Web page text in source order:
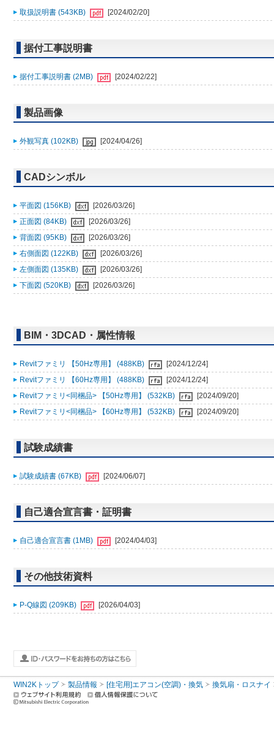
取扱説明書 (543KB) [2024/02/20]
据付工事説明書
据付工事説明書 (2MB) [2024/02/22]
製品画像
外観写真 (102KB) [2024/04/26]
CADシンボル
平面図 (156KB)
[2026/03/26]
正面図 (84KB)
[2026/03/26]
背面図 (95KB)
[2026/03/26]
右側面図 (122KB)
[2026/03/26]
左側面図 (135KB)
[2026/03/26]
下面図 (520KB)
[2026/03/26]
BIM・3DCAD・属性情報
Revitファミリ 【50Hz専用】 (488KB)
[2024/12/24]
Revitファミリ 【60Hz専用】 (488KB)
[2024/12/24]
Revitファミリ<同梱品> 【50Hz専用】 (532KB)
[2024/09/20]
Revitファミリ<同梱品> 【60Hz専用】 (532KB)
[2024/09/20]
試験成績書
試験成績書 (67KB) [2024/06/07]
自己適合宣言書・証明書
自己適合宣言書 (1MB) [2024/04/03]
その他技術資料
P-Q線図 (209KB) [2026/04/03]
WIN2Kトップ 製品情報 [住宅用]エアコン(空調)・換気 換気扇・ロスナイ